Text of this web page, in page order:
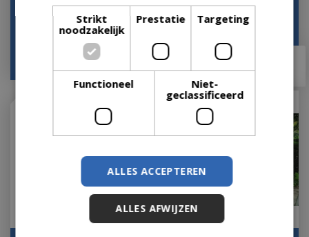
28
Strikt
noodzakelijk
Prestatie Targeting
Functioneel
Niet-
geclassificeerd
ALLES ACCEPTEREN
ALLES AFWIJZEN